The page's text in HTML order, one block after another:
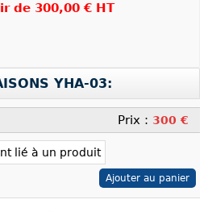
de 300,00 € HT
YHA-03:
Prix : 300 €
lié à un produit